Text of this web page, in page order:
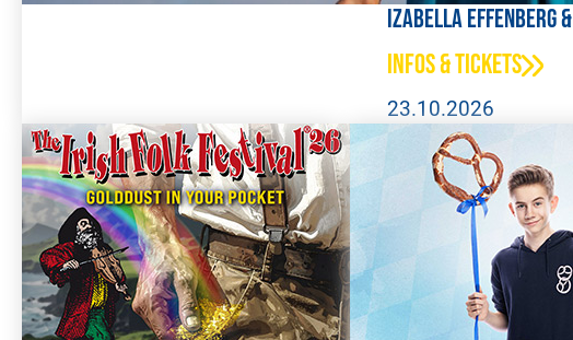
Izabella Effenberg
Infos & Tickets
23.10.2026